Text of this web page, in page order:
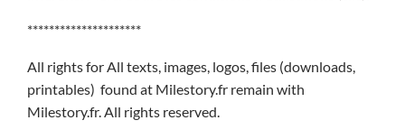
*********************
All rights for All texts, images, logos, files (downloads,
printables) found at Milestory.fr remain with
Milestory.fr. All rights reserved.